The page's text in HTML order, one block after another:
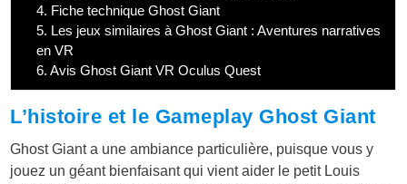
4. Fiche technique Ghost Giant
5. Les jeux similaires à Ghost Giant : Aventures narratives
en VR
6. Avis Ghost Giant VR Oculus Quest
L’histoire et le Gameplay Ghost Giant
Ghost Giant a une ambiance particulière, puisque vous y
jouez un géant bienfaisant qui vient aider le petit Louis